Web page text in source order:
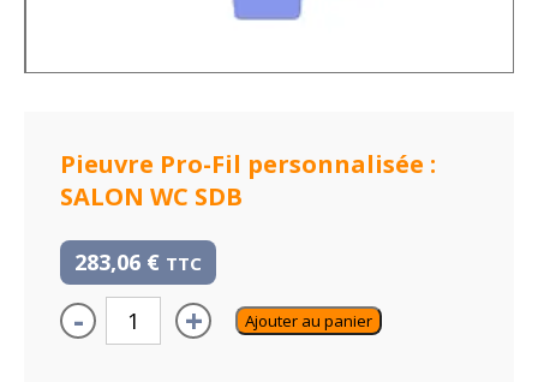
Pieuvre Pro-Fil personnalisée :
SALON WC SDB
283,06 € TTC
- + Ajouter au panier